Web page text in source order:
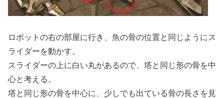
ロボットの右の部屋に行き、魚の骨の位置と同じようにス
ライダーを動かす。
スライダーの上に白い丸があるので、塔と同じ形の骨を中
心と考える。
塔と同じ形の骨を中心に、少しでも出ている骨の長さを見